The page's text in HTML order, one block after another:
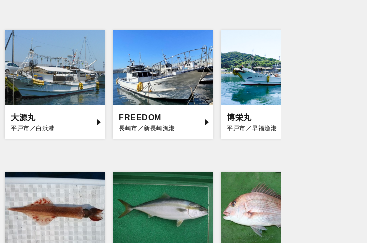
大源丸
平戸市／白浜港
FREEDOM
長崎市／新長崎漁港
博栄丸
平戸市／早福漁港